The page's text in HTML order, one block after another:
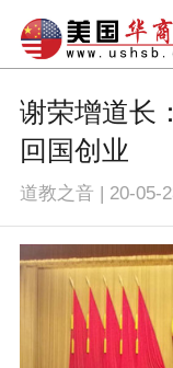
谢荣增道长
回国创业
道教之音 | 20-05-